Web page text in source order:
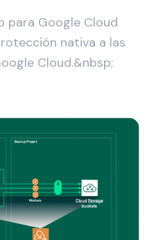
para Google Cloud
nativa a las
Cloud.&nbsp;